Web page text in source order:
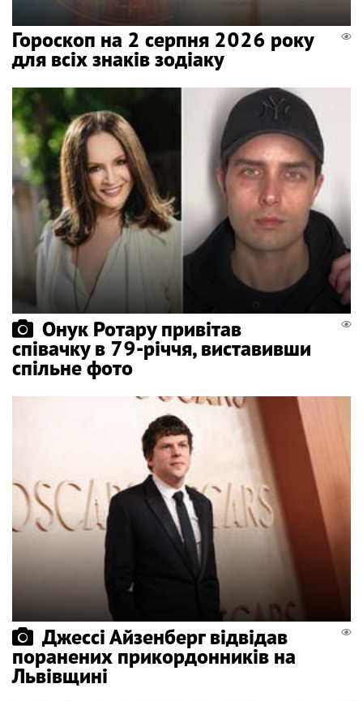
Гороскоп на 2 серпня 2026 року
для всіх знаків зодіаку
Онук Ротару привітав
співачку в 79-річчя, виставивши
спільне фото
Джессі Айзенберг відвідав
поранених прикордонників на
Львівщині